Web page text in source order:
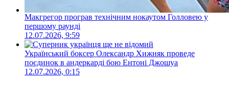
Макгрегор програв технічним нокаутом Голловею у
першому раунді
12.07.2026, 9:59
Український боксер Олександр Хижняк проведе
поєдинок в андеркарді бою Ентоні Джошуа
12.07.2026, 0:15